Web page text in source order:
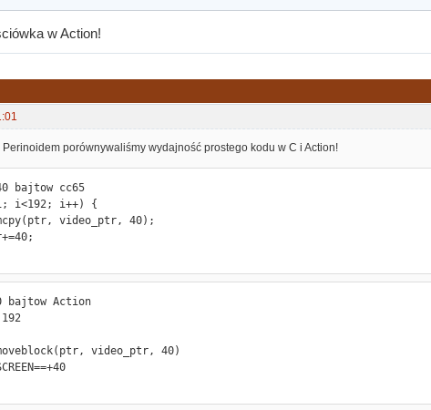
w Action!
porównywaliśmy wydajność prostego kodu w C i Action!
bajtow cc65
bajtow Action